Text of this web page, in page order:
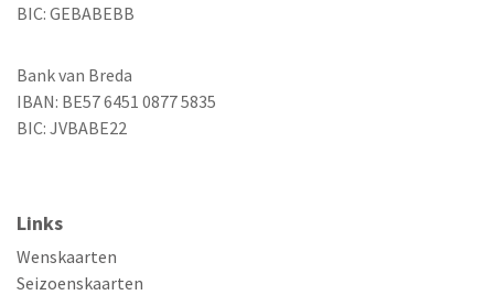
BIC: GEBABEBB
Bank van Breda
IBAN: BE57 6451 0877 5835
BIC: JVBABE22
Links
Wenskaarten
Seizoenskaarten